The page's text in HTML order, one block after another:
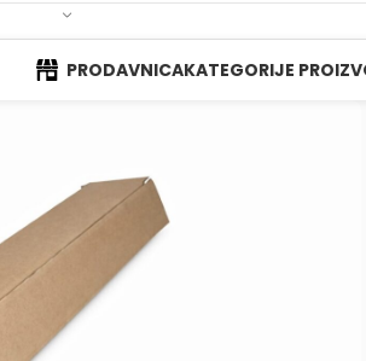
PRODAVNICAKATEGORIJE